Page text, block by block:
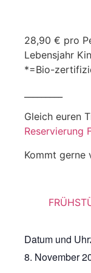
28,90 € pro
Lebensjahr
*=Bio-
Gleich euren
Reservierung
Kommt gerne
Datum und
8. November